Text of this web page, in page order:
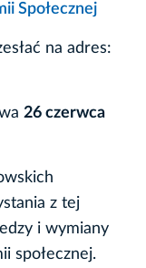
Społecznej
na adres:
26 czerwca
z tej
i wymiany
społecznej.